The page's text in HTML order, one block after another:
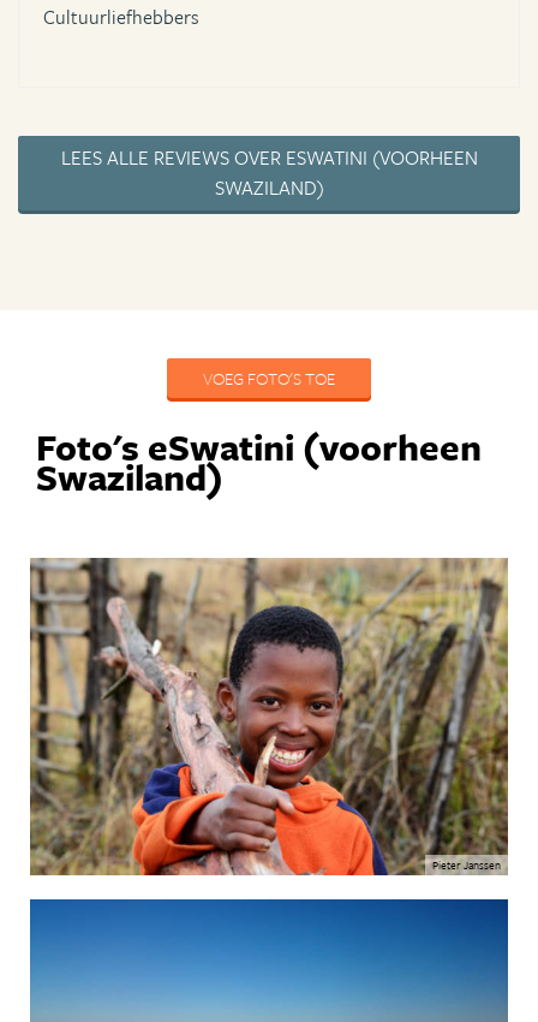
Cultuurliefhebbers
LEES ALLE REVIEWS OVER ESWATINI (VOORHEEN
SWAZILAND)
VOEG FOTO'S TOE
Foto's eSwatini (voorheen
Swaziland)
Pieter Janssen